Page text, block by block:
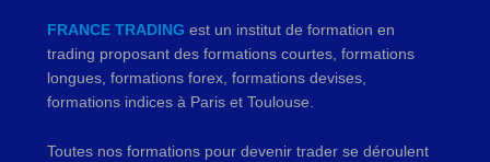
FRANCE TRADING est un institut de formation en
trading proposant des formations courtes, formations
longues, formations forex, formations devises,
formations indices à Paris et Toulouse.
Toutes nos formations pour devenir trader se déroulent